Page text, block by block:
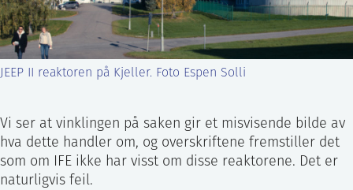
IFE
JEEP II reaktoren på Kjeller. Foto Espen Solli
Vi ser at vinklingen på saken gir et misvisende bilde av
hva dette handler om, og overskriftene fremstiller det
som om IFE ikke har visst om disse reaktorene. Det er
naturligvis feil.